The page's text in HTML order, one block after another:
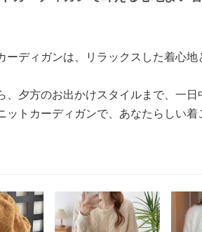
ーディガンは、リラックスした着心
夕方のお出かけスタイルまで、一日
トカーディガンで、あなたらしい着